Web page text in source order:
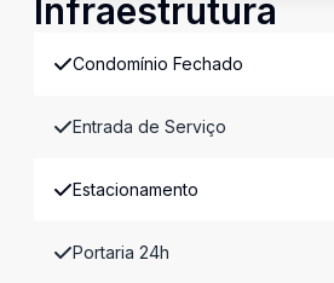
Infraestrutura
Condomínio Fechado
Entrada de Serviço
Estacionamento
Portaria 24h